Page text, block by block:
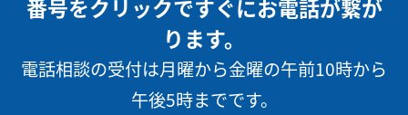
番号をクリックですぐにお電話が繋が
ります。
電話相談の受付は月曜から金曜の午前10時から
午後5時までです。